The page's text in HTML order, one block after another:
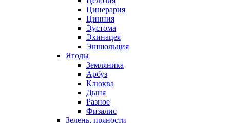
Цинерария
Цинния
Эустома
Эхинацея
Эшшольция
Ягоды
Земляника
Арбуз
Клюква
Дыня
Разное
Физалис
Зелень, пряности